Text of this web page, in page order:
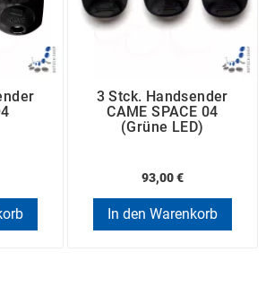
3 Stck. Handsender
CAME SPACE 04
(grüne LED)
93,00 €
In den Warenkorb